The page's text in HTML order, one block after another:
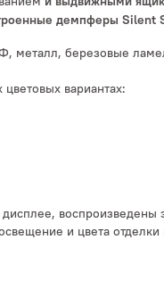
демпферы Silent
металл, березовые
вариантах:
воспроизведены
и цвета